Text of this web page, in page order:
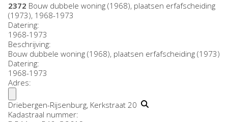
2372 Bouw dubbele woning (1968), plaatsen erfafscheiding
(1973), 1968-1973
Datering:
1968-1973
Beschrijving:
Bouw dubbele woning (1968), plaatsen erfafscheiding (1973)
Datering:
1968-1973
Adres:
Driebergen-Rijsenburg, Kerkstraat 20
Kadastraal nummer: